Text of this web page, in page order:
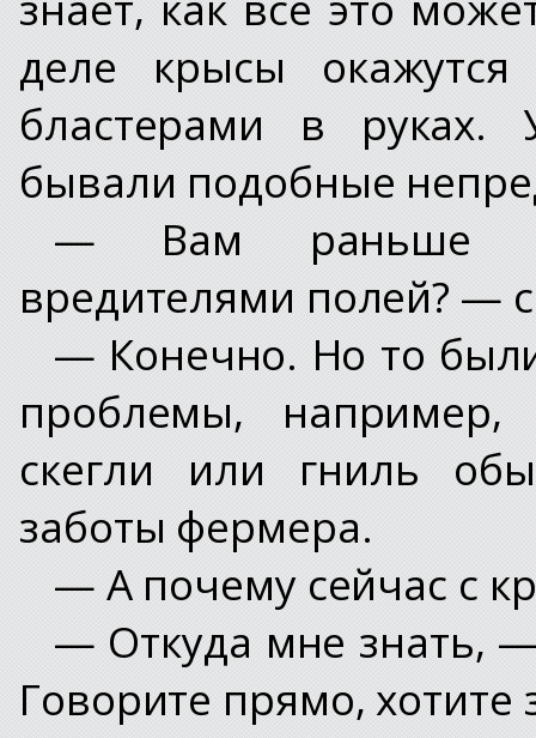
деле крысы
бластерами в
бывали подобные
— Вам раньше
вредителями полей? —
— Конечно. Но то
проблемы, например,
скегли или гниль
заботы фермера.
— А почему сейчас с
— Откуда мне знать,
Говорите прямо, хотите